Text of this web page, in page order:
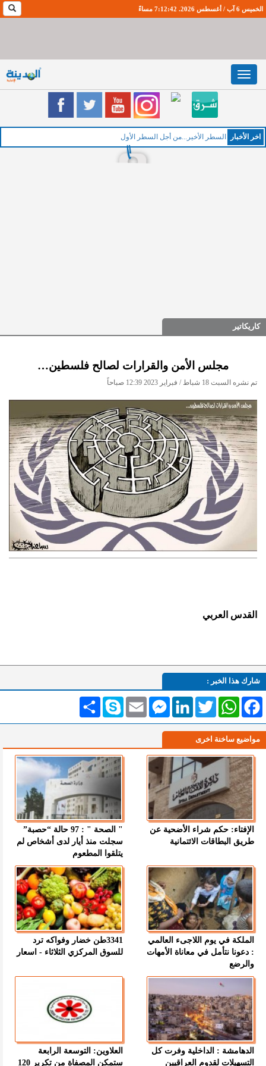
الخميس 6 آب / أغسطس 2026. 7:12:43 مساءً
Toggle
navigation
اخر اﻷخبار السطر الأخير...من أجل السطر الأول
كاريكاتير
مجلس الأمن والقرارات لصالح فلسطين…
تم نشره السبت 18 شباط / فبراير 2023 12:39 صباحاً
القدس العربي
شارك هذا الخبر :
انشر Skype Email
MessengerLinkedInTwitterWhatsAppFacebook
مواضيع ساخنة اخرى
الإفتاء: حكم شراء الأضحية عن
طريق البطاقات الائتمانية
" الصحة " : 97 حالة “حصبة”
سجلت منذ أيار لدى أشخاص لم
يتلقوا المطعوم
الملكة في يوم اللاجىء العالمي
: دعونا نتأمل في معاناة الأمهات
والرضع
3341طن خضار وفواكه ترد
للسوق المركزي الثلاثاء - اسعار
الدهامشة : الداخلية وفرت كل
التسهيلات لقدوم العراقيين
العلاوين: التوسعة الرابعة
ستمكن المصفاة من تكرير 120